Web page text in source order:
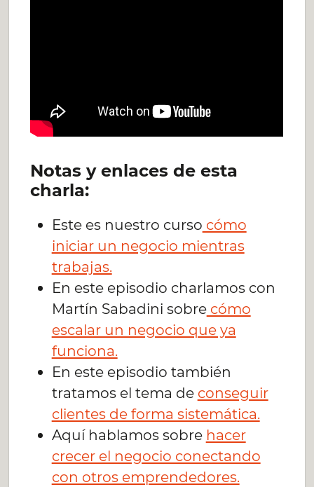
Notas y enlaces de esta
charla:
Este es nuestro curso cómo
iniciar un negocio mientras
trabajas.
En este episodio charlamos con
Martín Sabadini sobrecómo
escalar un negocio que ya
funciona.
En este episodio también
tratamos el tema de conseguir
clientes de forma sistemática.
Aquí hablamos sobre hacer
crecer el negocio conectando
con otros emprendedores.